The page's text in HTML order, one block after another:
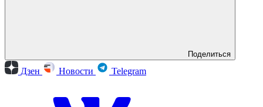
Поделиться
Дзен Новости Telegram